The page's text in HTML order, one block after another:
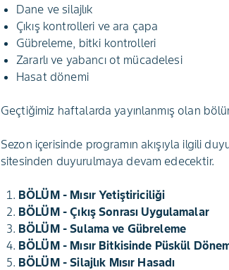
Dane ve silajlık
Çıkış kontrolleri ve ara çapa
Gübreleme, bitki kontrolleri
Zararlı ve yabancı ot mücadelesi
Hasat dönemi
Geçtiğimiz haftalarda yayınlanmış olan
Sezon içerisinde programın akışıyla ilgili
sitesinden duyurulmaya devam edecektir.
BÖLÜM - Mısır Yetiştiriciliği
BÖLÜM - Çıkış Sonrası Uygulamalar
BÖLÜM - Sulama ve Gübreleme
BÖLÜM - Mısır Bitkisinde Püskül
BÖLÜM - Silajlık Mısır Hasadı